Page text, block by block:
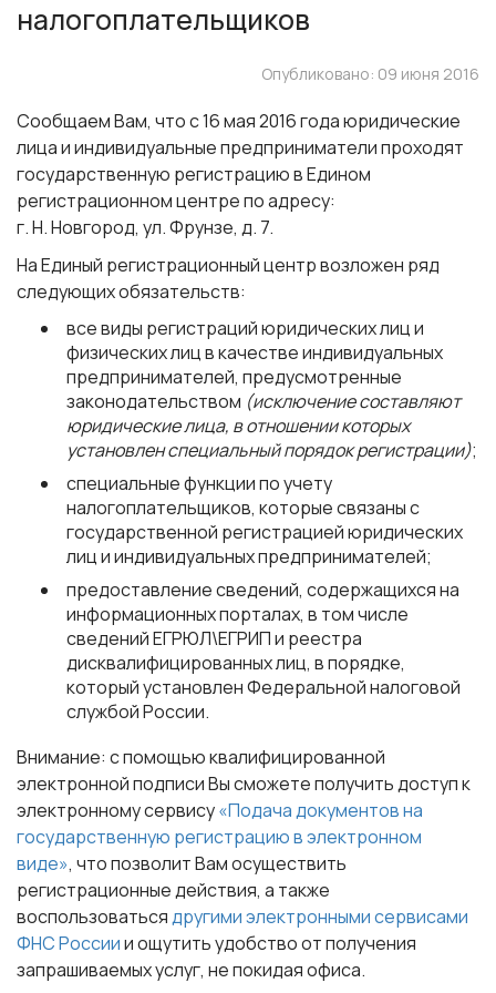
налогоплательщиков
Опубликовано: 09 июня 2016
Сообщаем Вам, что с 16 мая 2016 года юридические
лица и индивидуальные предприниматели проходят
государственную регистрацию в Едином
регистрационном центре по адресу:
г. Н. Новгород, ул. Фрунзе, д. 7.
На Единый регистрационный центр возложен ряд
следующих обязательств:
все виды регистраций юридических лиц и
физических лиц в качестве индивидуальных
предпринимателей, предусмотренные
законодательством (исключение составляют
юридические лица, в отношении которых
установлен специальный порядок регистрации);
специальные функции по учету
налогоплательщиков, которые связаны с
государственной регистрацией юридических
лиц и индивидуальных предпринимателей;
предоставление сведений, содержащихся на
информационных порталах, в том числе
сведений ЕГРЮЛ\ЕГРИП и реестра
дисквалифицированных лиц, в порядке,
который установлен Федеральной налоговой
службой России.
Внимание: c помощью квалифицированной
электронной подписи Вы сможете получить доступ к
электронному сервису«Подача документов на
государственную регистрацию в электронном
виде», что позволит Вам осуществить
регистрационные действия, а также
воспользоватьсядругими электронными сервисами
ФНС Россиии ощутить удобство от получения
запрашиваемых услуг, не покидая офиса.